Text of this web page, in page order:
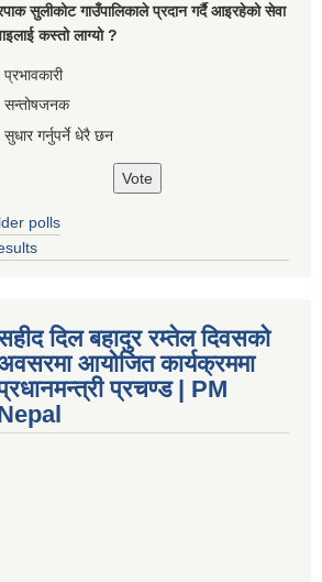
सुलीकोट गाउँपालिकाले प्रदान गर्दै आइरहेको सेवा
कस्तो लाग्यो ?
प्रभावकारी
सन्तोषजनक
सुधार गर्नुपर्ने धेरै छन
polls
दिल बहादुर रम्तेल दिवसको
आयोजित कार्यक्रममा
प्रचण्ड | PM